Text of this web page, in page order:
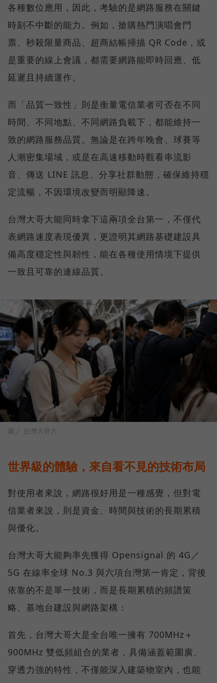
各種數位應用，因此，考驗的是網路服務在關鍵
時刻不中斷的能力。例如，搶購熱門演唱會門
票、秒殺限量商品、超商結帳掃描 QR Code，或
是重要的線上會議，都需要網路能即時回應、低
延遲且持續運作。
而「品質一致性」則是衡量電信業者可否在不同
時間、不同地點、不同網路負載下，都能維持一
致的網路服務品質。無論是在跨年晚會、球賽等
人潮密集場域，或是在高速移動時觀看串流影
音、傳送 LINE 訊息、分享社群動態，確保維持穩
定流暢，不因環境改變而明顯降速。
台灣大哥大能同時拿下這兩項全台第一，不僅代
表網路速度表現優異，更證明其網路基礎建設具
備高度穩定性與韌性，能在各種使用情境下提供
一致且可靠的連線品質。
圖／ 台灣大哥大
世界級的體驗，來自看不見的技術布局
對使用者來說，網路很好用是一種感覺，但對電
信業者來說，則是資金、時間與技術的長期累積
與優化。
台灣大哥大能夠率先獲得 Opensignal 的 4G／
5G 在線率全球 No.3 與六項台灣第一肯定，背後
依靠的不是單一技術，而是長期累積的頻譜策
略、基地台建設與網路架構：
首先，台灣大哥大是全台唯一擁有 700MHz＋
900MHz 雙低頻組合的業者，具備涵蓋範圍廣、
穿透力強的特性，不僅能深入建築物室內，也能